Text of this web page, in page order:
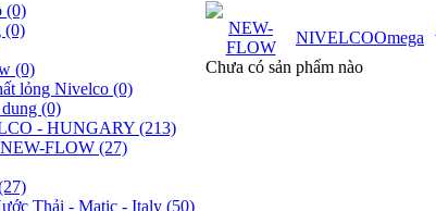
(0)
(0)
(0)
lỏng Nivelco (0)
(0)
- HUNGARY (213)
FLOW (27)
Thải - Matic - Italy (50)
NEW-
FLOW
NIVELCOOmega
Chưa có sản phẩm nào